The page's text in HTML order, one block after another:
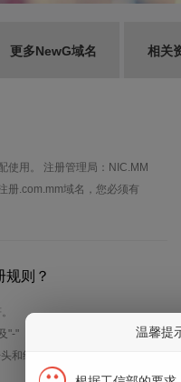
更多NewG域名 相关
使用。 注册管理局：NIC.MM
册.com.mm域名，您必须有
规则？
"-"（英文中的连词号，即中横
和结尾。注*中文域名实际是
温馨提